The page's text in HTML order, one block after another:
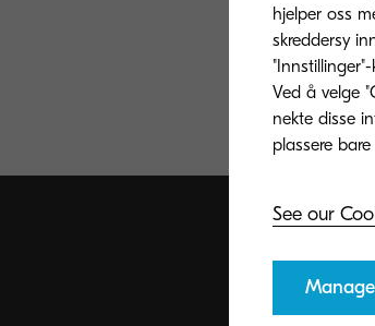
hjelper oss
skreddersy
Ved å velge
nekte disse
See our